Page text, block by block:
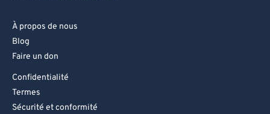
À propos de nous
Blog
Faire un don
Confidentialité
Termes
Sécurité et conformité